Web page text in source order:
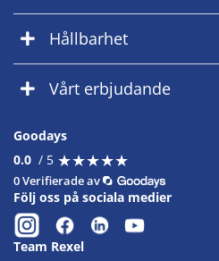
Hållbarhet
Vårt erbjudande
Goodays
0.0 / 5 ★★★★★
★★★★★
0 Verifierade av
Följ oss på sociala medier
Team Rexel